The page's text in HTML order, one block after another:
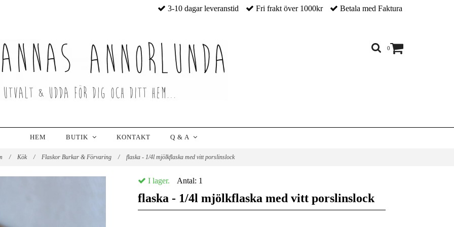
3-10 dagar leveranstid Fri frakt över 1000kr Betala med Faktura
0
HEM BUTIK KONTAKT Q & A
/ Kök / Flaskor Burkar & Förvaring / flaska - 1/4l mjölkflaska med vitt porslinslock
I lager. Antal: 1
flaska - 1/4l mjölkflaska med vitt porslinslock